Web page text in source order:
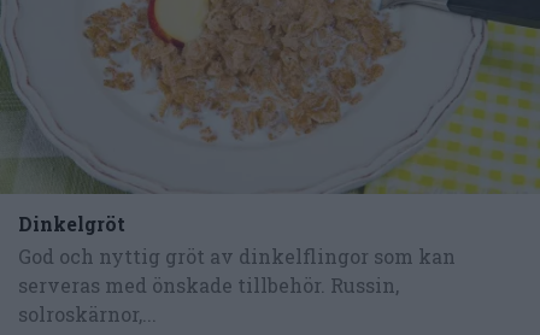
Dinkelgröt
God och nyttig gröt av dinkelflingor som kan
serveras med önskade tillbehör. Russin,
solroskärnor,...